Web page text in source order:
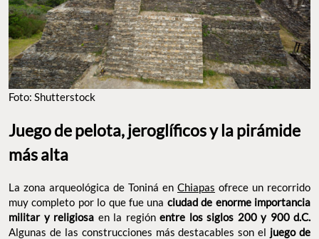
Foto: Shutterstock
Juego de pelota, jeroglíficos y la pirámide
más alta
La zona arqueológica de Toniná en Chiapas ofrece un recorrido
muy completo por lo que fue una ciudad de enorme importancia
militar y religiosa en la región entre los siglos 200 y 900 d.C.
Algunas de las construcciones más destacables son el juego de